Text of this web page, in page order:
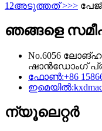
1 2അടുത്തത് >>> പേജ്
ഞങ്ങളെ
No.6056
ഷാൻഡോംഗ്
ഫോൺ:+86
ഇമെയിൽ:
ന്യൂലെറ്റർ